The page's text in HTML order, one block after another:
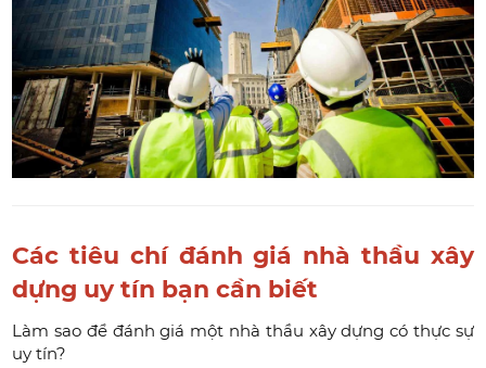
Các tiêu chí đánh giá nhà thầu xây
dựng uy tín bạn cần biết
Làm sao để đánh giá một nhà thầu xây dựng có thực sự
uy tín?